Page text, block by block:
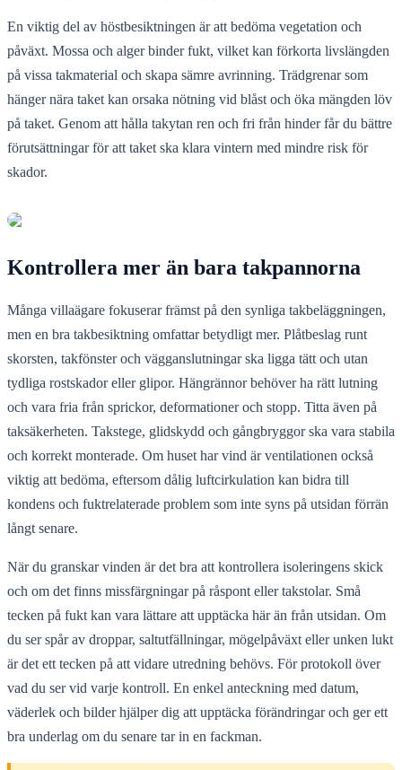
En viktig del av höstbesiktningen är att bedöma vegetation och
påväxt. Mossa och alger binder fukt, vilket kan förkorta livslängden
på vissa takmaterial och skapa sämre avrinning. Trädgrenar som
hänger nära taket kan orsaka nötning vid blåst och öka mängden löv
på taket. Genom att hålla takytan ren och fri från hinder får du bättre
förutsättningar för att taket ska klara vintern med mindre risk för
skador.
Kontrollera mer än bara takpannorna
Många villaägare fokuserar främst på den synliga takbeläggningen,
men en bra takbesiktning omfattar betydligt mer. Plåtbeslag runt
skorsten, takfönster och vägganslutningar ska ligga tätt och utan
tydliga rostskador eller glipor. Hängrännor behöver ha rätt lutning
och vara fria från sprickor, deformationer och stopp. Titta även på
taksäkerheten. Takstege, glidskydd och gångbryggor ska vara stabila
och korrekt monterade. Om huset har vind är ventilationen också
viktig att bedöma, eftersom dålig luftcirkulation kan bidra till
kondens och fuktrelaterade problem som inte syns på utsidan förrän
långt senare.
När du granskar vinden är det bra att kontrollera isoleringens skick
och om det finns missfärgningar på råspont eller takstolar. Små
tecken på fukt kan vara lättare att upptäcka här än från utsidan. Om
du ser spår av droppar, saltutfällningar, mögelpåväxt eller unken lukt
är det ett tecken på att vidare utredning behövs. För protokoll över
vad du ser vid varje kontroll. En enkel anteckning med datum,
väderlek och bilder hjälper dig att upptäcka förändringar och ger ett
bra underlag om du senare tar in en fackman.